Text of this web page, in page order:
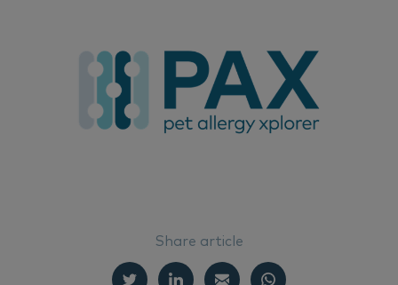
Dansk
Deutsch
Share article